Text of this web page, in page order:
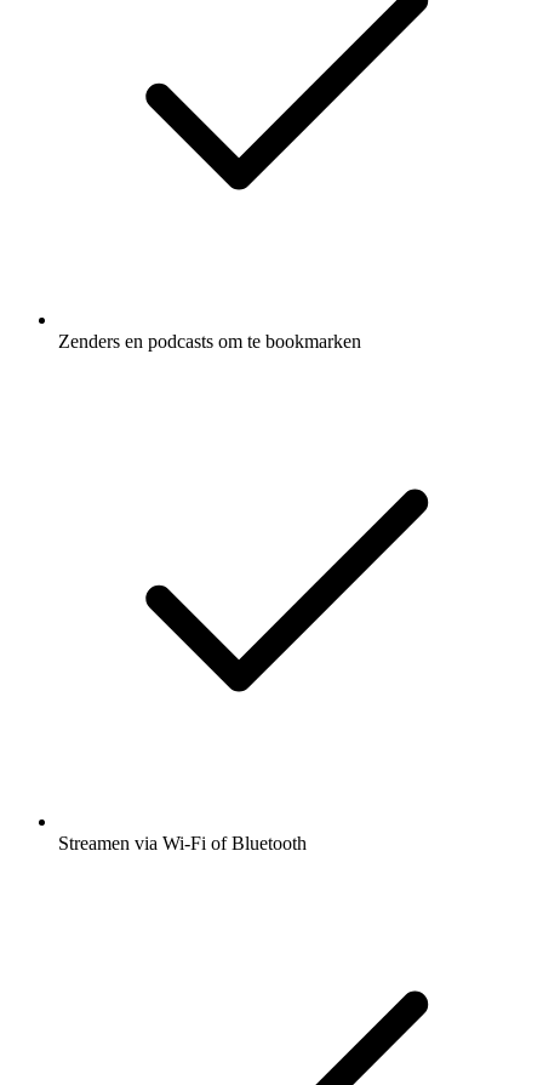
Zenders en podcasts om te bookmarken
Streamen via Wi-Fi of Bluetooth